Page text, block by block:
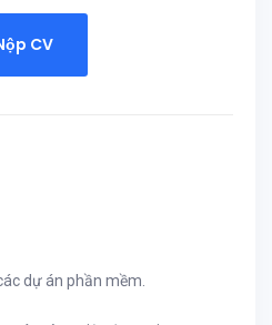
CV
dự án phần mềm.